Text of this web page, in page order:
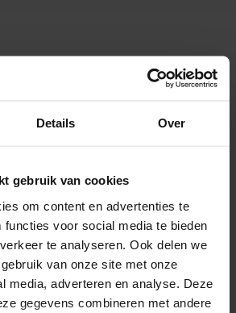
Details Over
gebruik van cookies
om content en advertenties te
functies voor social media te bieden
te analyseren. Ook delen we
van onze site met onze
media, adverteren en analyse. Deze
gegevens combineren met andere
alles duurder wordt,houden
Daarom zijn al onze extra
laten stucen, dunpleisteren
dat houden we betaalbaar, zo
de gemaakte prijsafspraak vanaf
getekend is -ongeacht de
van concurrenten, materialen
zoek naar nóg meer gemak voor
dan je stucwerk, pleisterwerk of
op maat inmeten en realiseren.
voor een echte Slegers